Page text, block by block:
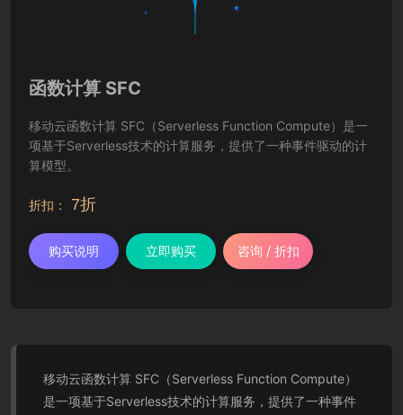
函数计算 SFC
移动云函数计算 SFC（Serverless Function Compute）是一
项基于Serverless技术的计算服务，提供了一种事件驱动的计
算模型。
折扣： 7折
购买说明 立即购买 咨询 / 折扣
移动云函数计算 SFC（Serverless Function Compute）
是一项基于Serverless技术的计算服务，提供了一种事件